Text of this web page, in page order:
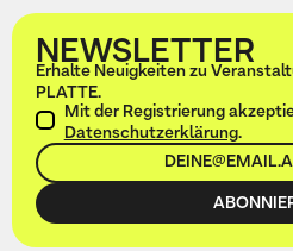
NEWSLETTER
Erhalte Neuigkeiten zu
PLATTE.
Mit der Registrierung
Datenschutzerklärung.